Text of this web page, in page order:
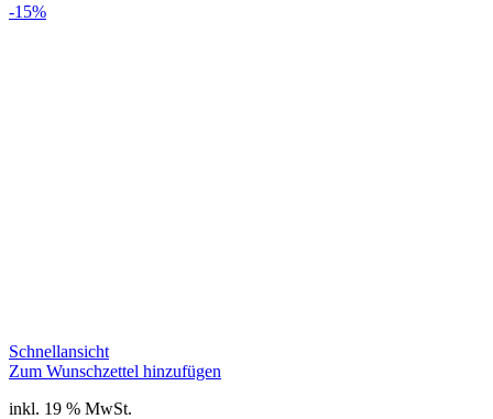
-15%
Schnellansicht
Zum Wunschzettel hinzufügen
inkl. 19 % MwSt.